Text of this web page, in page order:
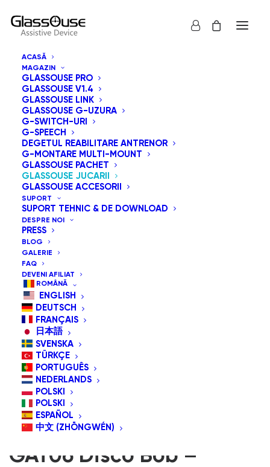
ACASĂ
MAGAZIN
GLASSOUSE PRO
GLASSOUSE V1.4
GLASSOUSE LINK
GLASSOUSE G-UZURA
G-SWITCH-URI
G-SPEECH
DEGETUL REABILITARE ANTRENOR
G-MONTARE MULTI-MOUNT
GLASSOUSE PACHET
GLASSOUSE JUCARII
GLASSOUSE ACCESORII
SUPORT
SUPORT TEHNIC & DE DOWNLOAD
DESPRE NOI
PRESS
BLOG
GALERIE
FAQ
DEVENI AFILIAT
ROMÂNĂ
ENGLISH
DEUTSCH
FRANÇAIS
日本語
SVENSKA
TÜRKÇE
PORTUGUÊS
NEDERLANDS
POLSKI
POLSKI
ESPAÑOL
中文 (ZHŌNGWÉN)
GAT06 Disco Bob –